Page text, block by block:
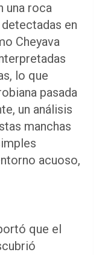
una roca
en
Cheyava
lo que
pasada
un análisis
manchas
acuoso,
que el